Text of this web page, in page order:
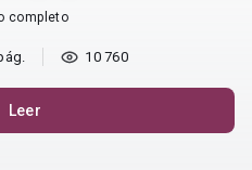
completo
10 760
Leer